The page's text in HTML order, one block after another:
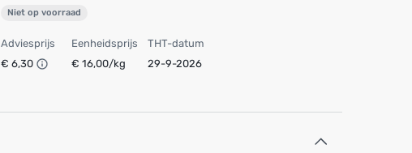
Niet op voorraad
Adviesprijs
€ 6,30
Eenheidsprijs
€ 16,00/kg
THT-datum
29-9-2026